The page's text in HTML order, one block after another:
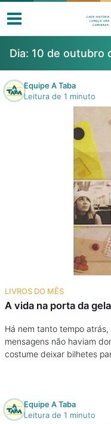
Livros
Clube de Leitores
Na família
Colunas
Colecionáveis
Dia: 10 de outubro
Equipe A Taba
Leitura de 1 minuto
LIVROS DO MÊS
A vida na porta da
Há nem tanto tempo
mensagens não haviam
costume deixar bilhetes
Equipe A Taba
Leitura de 1 minuto